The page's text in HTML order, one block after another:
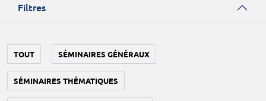
Filtres
TOUT SÉMINAIRES GÉNÉRAUX
SÉMINAIRES THÉMATIQUES